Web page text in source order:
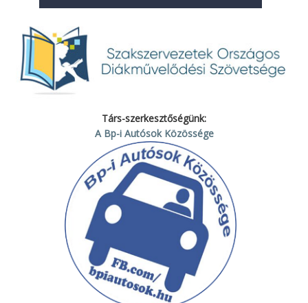
Társ-szerkesztőségünk:
A Bp-i Autósok Közössége